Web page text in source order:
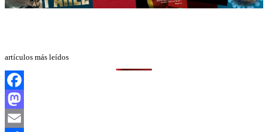
artículos más leídos
Facebook
Mastodon